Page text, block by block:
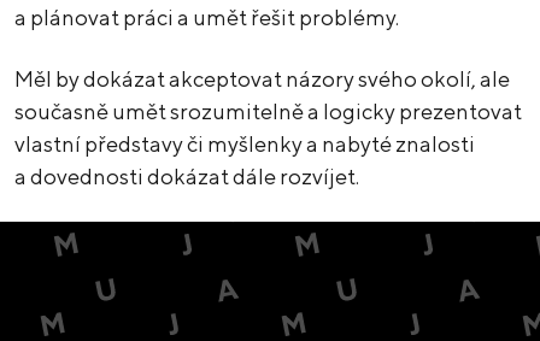
a plánovat práci a umět řešit problémy.
Měl by dokázat akceptovat názory svého okolí, ale
současně umět srozumitelně a logicky prezentovat
vlastní představy či myšlenky a nabyté znalosti
a dovednosti dokázat dále rozvíjet.